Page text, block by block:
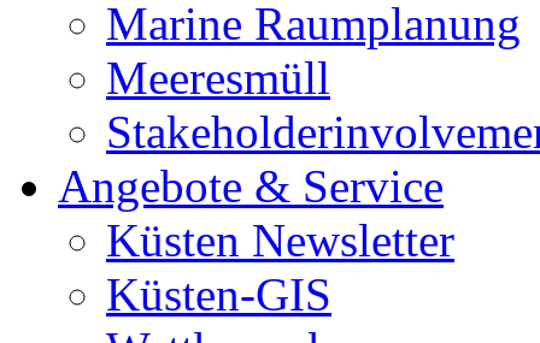
Marine Raumplanung
Meeresmüll
Angebote & Service
Küsten Newsletter
Küsten-GIS